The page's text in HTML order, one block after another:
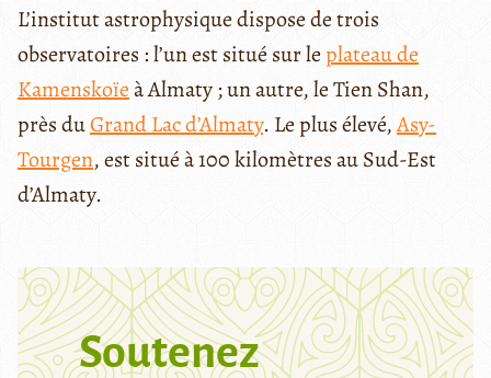
L’institut astrophysique dispose de trois
observatoires : l’un est situé sur leplateau de
Kamenskoïeà Almaty ; un autre, le Tien Shan,
près duGrand Lac d’Almaty. Le plus élevé,Asy-
Tourgen, est situé à 100 kilomètres au Sud-Est
d’Almaty.
Soutenez